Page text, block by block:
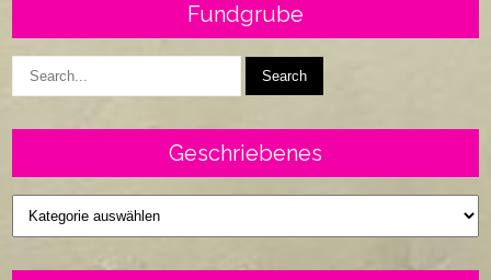
Fundgrube
Geschriebenes
Geschriebenes